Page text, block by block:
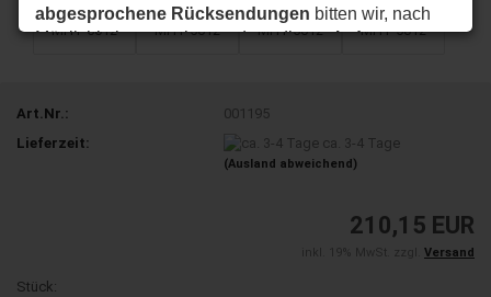
abgesprochene Rücksendungen bitten wir, nach
Möglichkeit so zu planen, dass dieseab dem
eine schöne Sommerzeit und sind ab dem
wieder wie gewohnt für Sie da.
Art.Nr.:
001195
Lieferzeit:
ca. 3-4 Tage
(Ausland abweichend)
210,15 EUR
Versand
Stück: